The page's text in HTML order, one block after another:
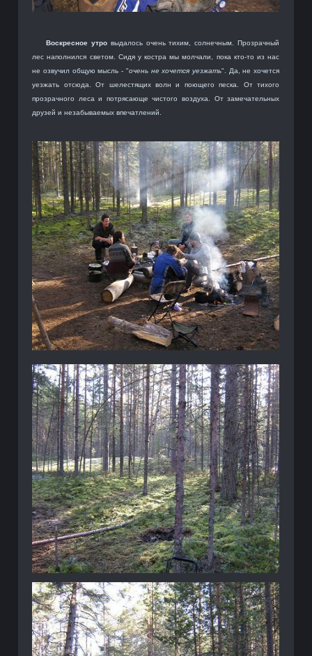
Воскресное утровыдалось очень тихим, солнечным. Прозрачный
лес наполнился светом. Сидя у костра мы молчали, пока кто-то из нас
не озвучил общую мысль - "очень не хочется уезжать". Да, не хочется
уезжать отсюда. От шелестящих волн и поющего песка. От тихого
прозрачного леса и потрясающе чистого воздуха. От замечательных
друзей и незабываемых впечатлений.